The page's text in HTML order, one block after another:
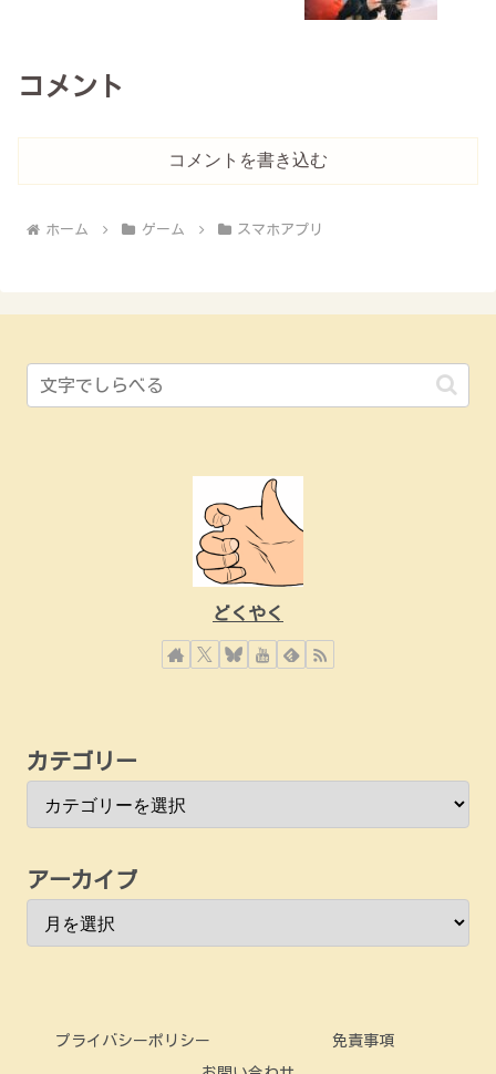
コメント
コメントを書き込む
ホーム ゲーム スマホアプリ
どくやく
カテゴリー
アーカイブ
プライバシーポリシー 免責事項